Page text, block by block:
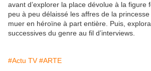
avant d’explorer la place dévolue à la figure
peu à peu délaissé les affres de la
muer en héroïne à part entière. Puis,
successives du genre au fil d’interviews.
#Actu TV #ARTE